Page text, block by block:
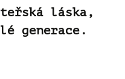
láska,
generace.